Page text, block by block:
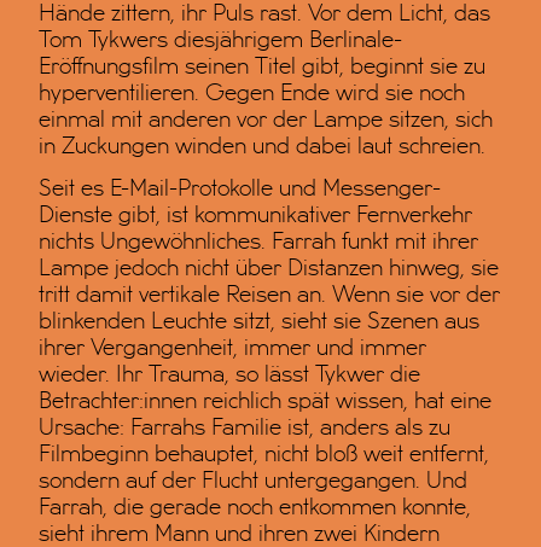
Hände zittern, ihr Puls rast. Vor dem Licht, das
Tom Tykwers diesjährigem Berlinale-
Eröffnungsfilm seinen Titel gibt, beginnt sie zu
hyperventilieren. Gegen Ende wird sie noch
einmal mit anderen vor der Lampe sitzen, sich
in Zuckungen winden und dabei laut schreien.
Seit es E-Mail-Protokolle und Messenger-
Dienste gibt, ist kommunikativer Fernverkehr
nichts Ungewöhnliches. Farrah funkt mit ihrer
Lampe jedoch nicht über Distanzen hinweg, sie
tritt damit vertikale Reisen an. Wenn sie vor der
blinkenden Leuchte sitzt, sieht sie Szenen aus
ihrer Vergangenheit, immer und immer
wieder. Ihr Trauma, so lässt Tykwer die
Betrachter:innen reichlich spät wissen, hat eine
Ursache: Farrahs Familie ist, anders als zu
Filmbeginn behauptet, nicht bloß weit entfernt,
sondern auf der Flucht untergegangen. Und
Farrah, die gerade noch entkommen konnte,
sieht ihrem Mann und ihren zwei Kindern